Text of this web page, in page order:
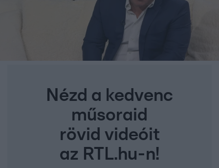
Nézd a kedvenc
műsoraid
rövid videóit
az RTL.hu-n!